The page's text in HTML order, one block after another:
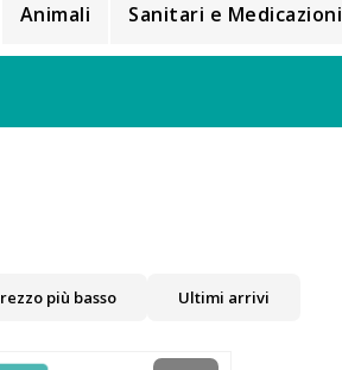
Animali Sanitari e Medicazioni
più basso Ultimi arrivi